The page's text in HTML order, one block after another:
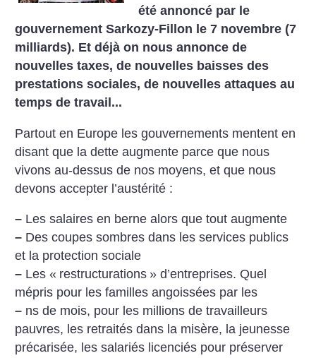
été annoncé par le
gouvernement Sarkozy-Fillon le 7 novembre (7
milliards). Et déjà on nous annonce de
nouvelles taxes, de nouvelles baisses des
prestations sociales, de nouvelles attaques au
temps de travail...
Partout en Europe les gouvernements mentent en
disant que la dette augmente parce que nous
vivons au-dessus de nos moyens, et que nous
devons accepter l’austérité :
– Les salaires en berne alors que tout augmente
– Des coupes sombres dans les services publics
et la protection sociale
– Les « restructurations » d’entreprises. Quel
mépris pour les familles angoissées par les
– ns de mois, pour les millions de travailleurs
pauvres, les retraités dans la misère, la jeunesse
précarisée, les salariés licenciés pour préserver